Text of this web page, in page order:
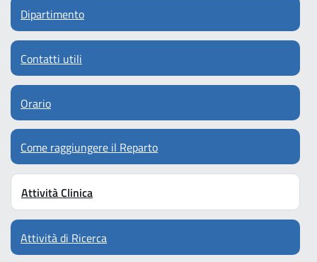
Dipartimento
Contatti utili
Orario
Come raggiungere il Reparto
Attività Clinica
Attività di Ricerca